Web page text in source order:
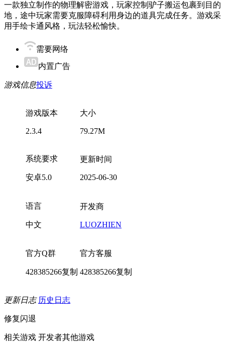
一款独立制作的物理解密游戏，玩家控制驴子搬运包裹到目的
地，途中玩家需要克服障碍利用身边的道具完成任务。游戏采
用手绘卡通风格，玩法轻松愉快。
需要网络
内置广告
游戏信息投诉
游戏版本
2.3.4
大小
79.27M
系统要求
安卓5.0
更新时间
2025-06-30
语言
中文
开发商
LUOZHIEN
官方Q群
428385266复制
官方客服
428385266复制
更新日志 历史日志
修复闪退
相关游戏 开发者其他游戏